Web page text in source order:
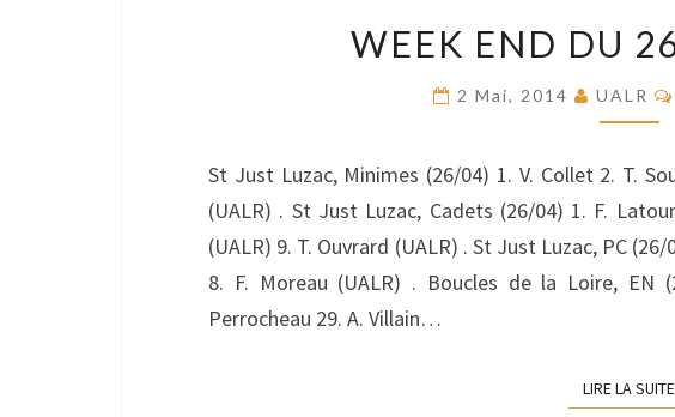
END
DU
26-
WEEK END DU
2 Mai, 2014 UALR
St Just Luzac, Minimes (26/04) 1. V. Collet 2. T.
(UALR) . St Just Luzac, Cadets (26/04) 1. F.
(UALR) 9. T. Ouvrard (UALR) . St Just Luzac, PC
8. F. Moreau (UALR) . Boucles de la Loire, EN
Perrocheau 29. A. Villain…
LIRE LA SUITE